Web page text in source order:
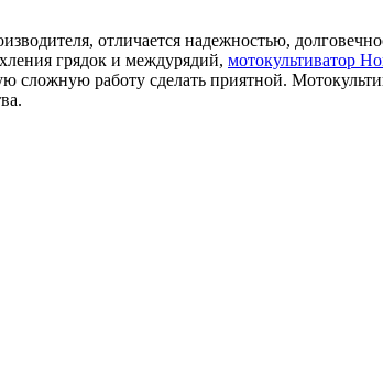
отличается надежностью,
грядок и междурядий, мотокультиватор
работу сделать приятной.